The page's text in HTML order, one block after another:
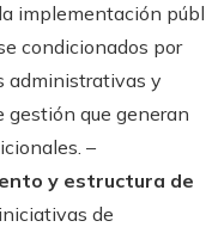
implementación
condicionados por
administrativas y
gestión que generan
–
y estructura de
de